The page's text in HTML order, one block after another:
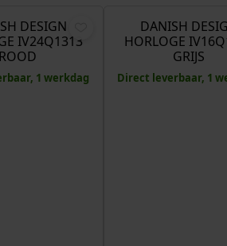
DESIGN
IV24Q1313
ROOD
1 werkdag
DANISH
HORLOGE
GRIJS
Direct leverbaar, 1